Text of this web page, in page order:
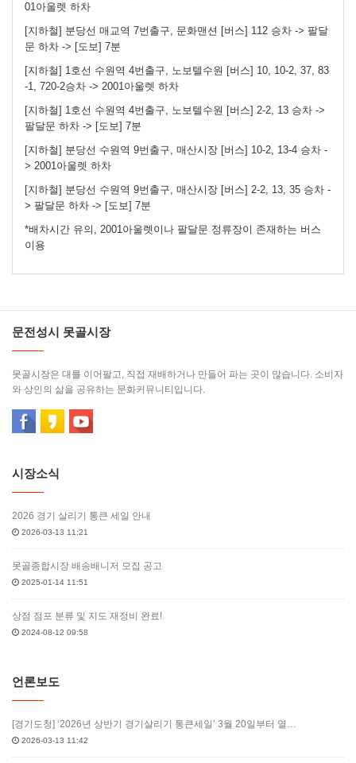
01아울렛 하차
[지하철] 분당선 매교역 7번출구, 문화맨션 [버스] 112 승차 -> 팔달
문 하차 -> [도보] 7분
[지하철] 1호선 수원역 4번출구, 노보텔수원 [버스] 10, 10-2, 37, 83
-1, 720-2승차 -> 2001아울렛 하차
[지하철] 1호선 수원역 4번출구, 노보텔수원 [버스] 2-2, 13 승차 ->
팔달문 하차 -> [도보] 7분
[지하철] 분당선 수원역 9번출구, 매산시장 [버스] 10-2, 13-4 승차 -
> 2001아울렛 하차
[지하철] 분당선 수원역 9번출구, 매산시장 [버스] 2-2, 13, 35 승차 -
> 팔달문 하차 -> [도보] 7분
*배차시간 유의, 2001아울렛이나 팔달문 정류장이 존재하는 버스
이용
문전성시 못골시장
못골시장은 대를 이어팔고, 직접 재배하거나 만들어 파는 곳이 많습니다. 소비자
와 상인의 삶을 공유하는 문화커뮤니티입니다.
시장소식
2026 경기 살리기 통큰 세일 안내
2026-03-13 11:21
못골종합시장 배송배니저 모집 공고
2025-01-14 11:51
상점 점포 분류 및 지도 재정비 완료!
2024-08-12 09:58
언론보도
[경기도청] ‘2026년 상반기 경기살리기 통큰세일’ 3월 20일부터 열…
2026-03-13 11:42